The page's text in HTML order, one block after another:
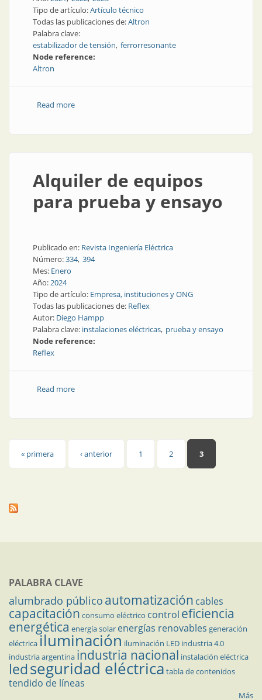
Tipo de artículo:Artículo técnico
Todas las publicaciones de:Altron
Palabra clave:
estabilizador de tensión ferrorresonante
Node reference:
Altron
Read moreabout Estabilizadores ferrorresonantes: cómo
Alquiler de equipos
para prueba y ensayo
Publicado en: Revista Ingeniería Eléctrica
Número:334 394
Mes: Enero
Año:2024
Tipo de artículo: Empresa, instituciones y ONG
Todas las publicaciones de: Reflex
Autor: Diego Hampp
Palabra clave: instalaciones eléctricas prueba y ensayo
Node reference:
Reflex
Read moreabout Alquiler de equipos para prueba y ensayo
Páginas
« primera ‹ anterior 1 2 3
PALABRA CLAVE
alumbrado público automatización cables
capacitación consumo eléctrico control eficiencia
energética energía solar energías renovables generación
eléctricailuminación iluminación LED industria 4.0
industria argentina industria nacional instalación eléctrica
ledseguridad eléctrica tabla de contenidos
tendido de líneas
Más